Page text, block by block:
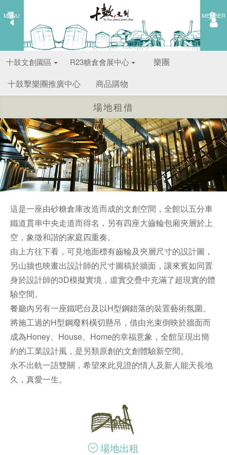
MENU MEMBER
十鼓文創園區 R23糖倉會展中心
樂團
十鼓擊樂團推廣中心
商品購物
場地租借
這是一座由砂糖倉庫改造而成的文創空間，全館以五分車
鐵道貫串中央走道而得名，另有四座大齒輪包廂夾層於上
空，象徵和諧的家庭四重奏。
由上方往下看，可見地面標有齒輪及夾層尺寸的設計圖，
另山牆也映畫出設計師的尺寸圖稿於牆面，讓來賓如同置
身於設計師的3D模擬實境，虛實交疊中充滿了超現實的體
驗空間。
餐廳內另有一座鐵吧台及以H型鋼錯落的裝置藝術氛圍。
將施工過的H型鋼廢料橫切懸吊，借由光束倒映於牆面而
成為Honey、House、Home的幸福意象，全館呈現出簡
約的工業設計風，是另類原創的文創體驗新空間。
永不出軌一語雙關，希望來此見證的情人及新人能天長地
久，真愛一生。
場地出租